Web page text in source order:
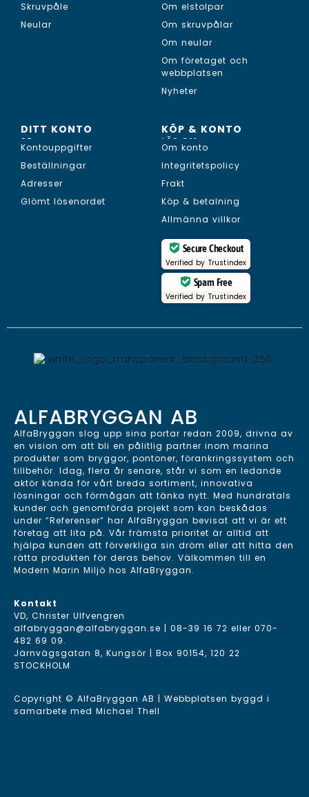
Skruvpåle
Neular
Om elstolpar
Om skruvpålar
Om neular
Om företaget och
webbplatsen
Nyheter
DITT KONTO
SE...
Kontouppgifter
Beställningar
Adresser
Glömt lösenordet
KÖP & KONTO
LÄS OM...
Om konto
Integritetspolicy
Frakt
Köp & betalning
Allmänna villkor
Secure Checkout
Verified by Trustindex
Spam Free
Verified by Trustindex
ALFABRYGGAN AB
AlfaBryggan slog upp sina portar redan 2009, drivna av
en vision om att bli en pålitlig partner inom marina
produkter som bryggor, pontoner, förankringssystem och
tillbehör. Idag, flera år senare, står vi som en ledande
aktör kända för vårt breda sortiment, innovativa
lösningar och förmågan att tänka nytt. Med hundratals
kunder och genomförda projekt som kan beskådas
under ”Referenser” har AlfaBryggan bevisat att vi är ett
företag att lita på. Vår främsta prioritet är alltid att
hjälpa kunden att förverkliga sin dröm eller att hitta den
rätta produkten för deras behov. Välkommen till en
Modern Marin Miljö hos AlfaBryggan.
Kontakt
VD, Christer Ulfvengren
alfabryggan@alfabryggan.se | 08-39 16 72 eller 070-
482 69 09.
Järnvägsgatan 8, Kungsör | Box 90154, 120 22
STOCKHOLM
Copyright © AlfaBryggan AB | Webbplatsen byggd i
samarbete med Michael Thell